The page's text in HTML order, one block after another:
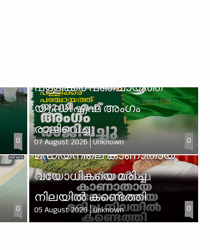
0
പള്ളിക്കര പഞ്ചായത്ത്
യു.ഡി.എഫ് അംഗം
രാജിവെച്ചു
07 August 2026 Unknown 0
0
മഡിയനിലെ കാണാതായ
വയോധികയെ മരിച്ച
നിലയില്‍ കണ്ടെത്തി
05 August 2026 Unknown 0